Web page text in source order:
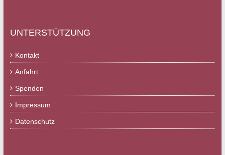
UNTERSTÜTZUNG
Kontakt
Anfahrt
Spenden
Impressum
Datenschutz